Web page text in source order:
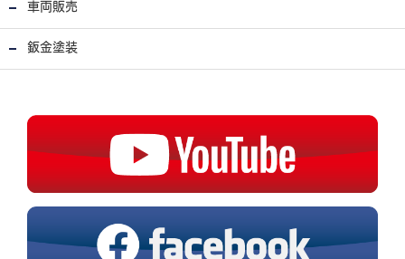
車両販売
鈑金塗装